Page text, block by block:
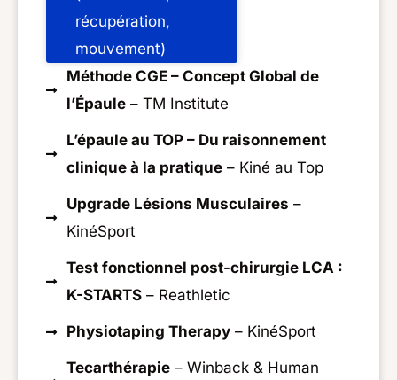
récupération,
mouvement)
Méthode CGE – Concept Global de
l’Épaule– TM Institute
L’épaule au TOP – Du raisonnement
clinique à la pratique– Kiné au Top
Upgrade Lésions Musculaires –
KinéSport
Test fonctionnel post-chirurgie LCA :
K-STARTS– Reathletic
Physiotaping Therapy– KinéSport
Tecarthérapie– Winback & Human